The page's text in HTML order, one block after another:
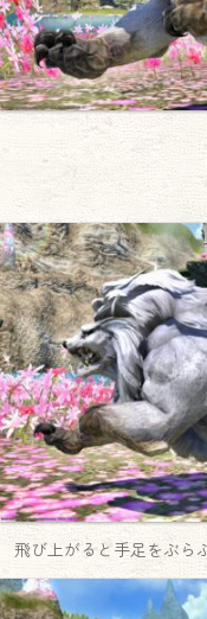
飛び上がると手足をぶら